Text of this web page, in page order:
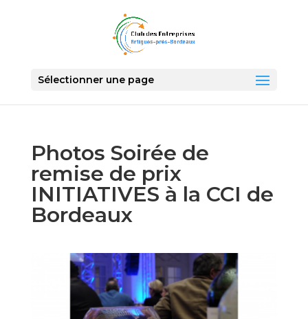
Sélectionner une page
Photos Soirée de
remise de prix
INITIATIVES à la CCI de
Bordeaux